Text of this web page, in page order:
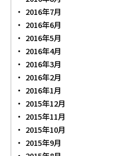
2016年7月
2016年6月
2016年5月
2016年4月
2016年3月
2016年2月
2016年1月
2015年12月
2015年11月
2015年10月
2015年9月